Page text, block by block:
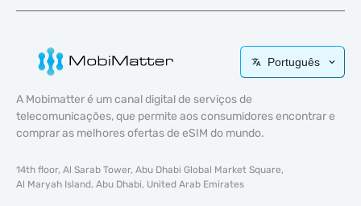
Português
A Mobimatter é um canal digital de serviços de
telecomunicações, que permite aos consumidores encontrar e
comprar as melhores ofertas de eSIM do mundo.
14th floor, Al Sarab Tower, Abu Dhabi Global Market Square,
Al Maryah Island, Abu Dhabi, United Arab Emirates